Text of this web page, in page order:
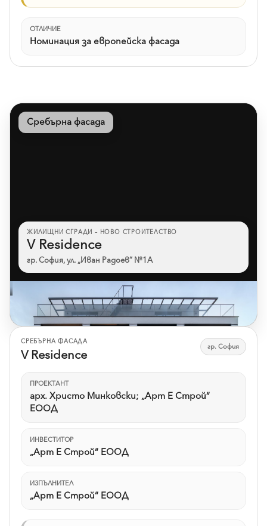
ОТЛИЧИЕ
Номинация за европейска фасада
Сребърна фасада
ЖИЛИЩНИ СГРАДИ – НОВО СТРОИТЕЛСТВО
V Residence
гр. София, ул. „Иван Радоев“ №1А
Към референцията
СРЕБЪРНА ФАСАДА
V Residence гр. София
ПРОЕКТАНТ
арх. Христо Минковски; „Арт Е Строй“
ЕООД
ИНВЕСТИТОР
„Арт Е Строй“ ЕООД
ИЗПЪЛНИТЕЛ
„Арт Е Строй“ ЕООД